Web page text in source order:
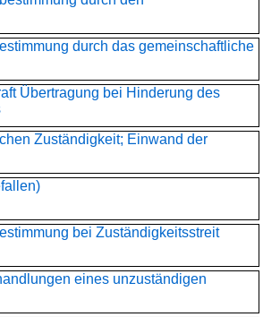
durch das gemeinschaftliche
Übertragung bei Hinderung des
Zuständigkeit; Einwand der
bei Zuständigkeitsstreit
eines unzuständigen